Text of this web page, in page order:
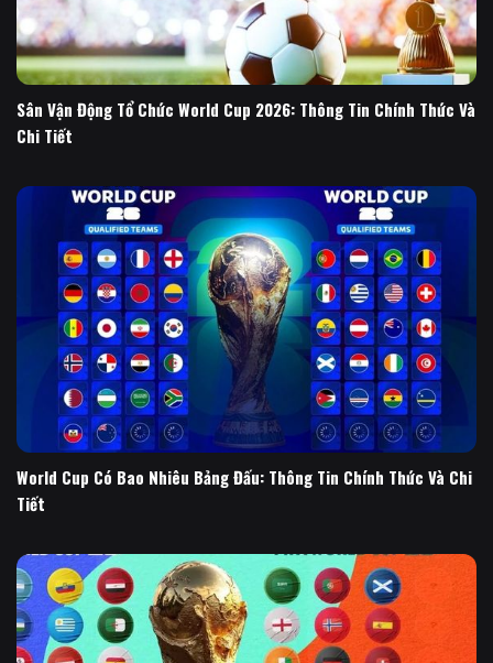
Sân Vận Động Tổ Chức World Cup 2026: Thông Tin Chính Thức Và
Chi Tiết
World Cup Có Bao Nhiêu Bảng Đấu: Thông Tin Chính Thức Và Chi
Tiết